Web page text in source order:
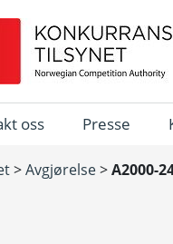
oss Presse
>Avgjørelse>A2000-